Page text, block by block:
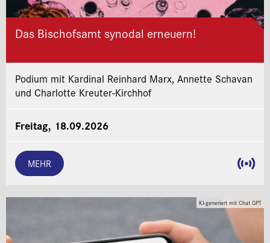
Das Bischofsamt synodal erneuern!
Podium mit Kardinal Reinhard Marx, Annette Schavan
und Charlotte Kreuter-Kirchhof
Freitag, 18.09.2026
MEHR
KI-generiert mit Chat GPT